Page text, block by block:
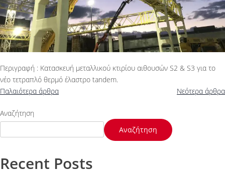
Περιγραφή : Κατασκευή μεταλλικού κτιρίου αιθουσών S2 & S3 για το
νέο τετραπλό θερμό έλαστρο tandem.
Παλαιότερα άρθρα
Νεότερα άρθρα
Αναζήτηση
Αναζήτηση
Recent Posts